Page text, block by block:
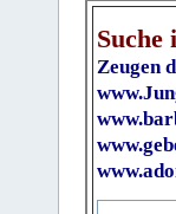
Suche
Zeugen